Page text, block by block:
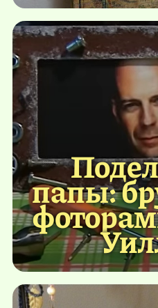
папы: